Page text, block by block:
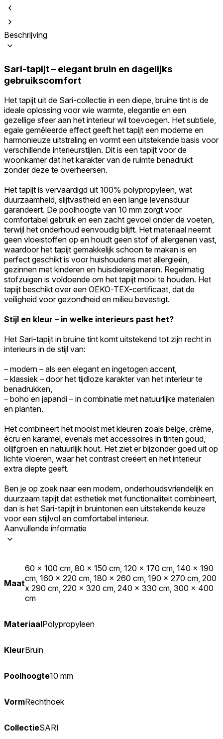
Beschrijving
Sari-tapijt – elegant bruin en dagelijks
gebruikscomfort
Het tapijt uit de Sari-collectie in een diepe, bruine tint is de
ideale oplossing voor wie warmte, elegantie en een
gezellige sfeer aan het interieur wil toevoegen. Het subtiele,
egale gemêleerde effect geeft het tapijt een moderne en
harmonieuze uitstraling en vormt een uitstekende basis voor
verschillende interieurstijlen. Dit is een tapijt voor de
woonkamer dat het karakter van de ruimte benadrukt
zonder deze te overheersen.
Het tapijt is vervaardigd uit 100% polypropyleen, wat
duurzaamheid, slijtvastheid en een lange levensduur
garandeert. De poolhoogte van 10 mm zorgt voor
comfortabel gebruik en een zacht gevoel onder de voeten,
terwijl het onderhoud eenvoudig blijft. Het materiaal neemt
geen vloeistoffen op en houdt geen stof of allergenen vast,
waardoor het tapijt gemakkelijk schoon te maken is en
perfect geschikt is voor huishoudens met allergieën,
gezinnen met kinderen en huisdiereigenaren. Regelmatig
stofzuigen is voldoende om het tapijt mooi te houden. Het
tapijt beschikt over een OEKO-TEX-certificaat, dat de
veiligheid voor gezondheid en milieu bevestigt.
Stijl en kleur – in welke interieurs past het?
Het Sari-tapijt in bruine tint komt uitstekend tot zijn recht in
interieurs in de stijl van:
– modern – als een elegant en ingetogen accent,
– klassiek – door het tijdloze karakter van het interieur te
benadrukken,
– boho en japandi – in combinatie met natuurlijke materialen
en planten.
Het combineert het mooist met kleuren zoals beige, crème,
écru en karamel, evenals met accessoires in tinten goud,
olijfgroen en natuurlijk hout. Het ziet er bijzonder goed uit op
lichte vloeren, waar het contrast creëert en het interieur
extra diepte geeft.
Ben je op zoek naar een modern, onderhoudsvriendelijk en
duurzaam tapijt dat esthetiek met functionaliteit combineert,
dan is het Sari-tapijt in bruintonen een uitstekende keuze
voor een stijlvol en comfortabel interieur.
Aanvullende informatie
Maat
60 x 100 cm, 80 x 150 cm, 120 x 170 cm, 140 x 190
cm, 160 x 220 cm, 180 x 260 cm, 190 x 270 cm, 200
x 290 cm, 220 x 320 cm, 240 x 330 cm, 300 x 400
cm
MateriaalPolypropyleen
KleurBruin
Poolhoogte10 mm
VormRechthoek
CollectieSARI